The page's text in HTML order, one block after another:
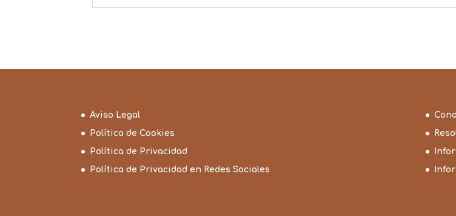
Aviso Legal
Política de Cookies
Política de Privacidad
Política de Privacidad en Redes Sociales